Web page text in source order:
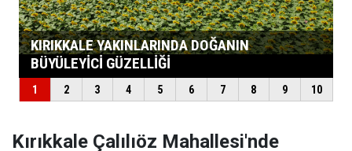
Kırıkkale Çalılıöz Mahallesi'nde